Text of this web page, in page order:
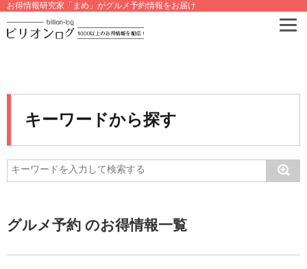
お得情報研究家「まめ」がグルメ予約情報をお届け
キーワードから探す
グルメ予約 のお得情報一覧